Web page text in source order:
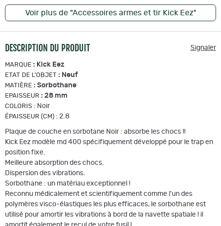
Voir plus de "Accessoires armes et tir Kick Eez"
DESCRIPTION DU PRODUIT Signaler
MARQUE : Kick Eez
ETAT DE L'OBJET : Neuf
MATIÈRE : Sorbothane
EPAISSEUR : 28 mm
COLORIS : Noir
ÉPAISSEUR (CM) : 2.8
Plaque de couche en sorbotane Noir : absorbe les chocs !!
Kick Eez modèle md 400 spécifiquement développé pour le trap en
position fixe.
Meilleure absorption des chocs.
Dispersion des vibrations.
Sorbothane : un matériau exceptionnel !
Reconnu médicalement et scientifiquement comme l'un des
polymères visco-élastiques les plus efficaces, le sorbothane est
utilisé pour amortir les vibrations à bord de la navette spatiale ! il